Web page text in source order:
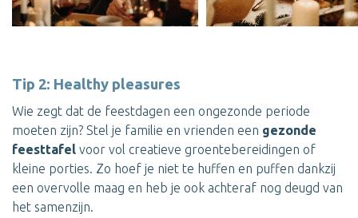
Tip 2: Healthy pleasures
Wie zegt dat de feestdagen een ongezonde periode
moeten zijn? Stel je familie en vrienden een gezonde
feesttafel voor vol creatieve groentebereidingen of
kleine porties. Zo hoef je niet te huffen en puffen dankzij
een overvolle maag en heb je ook achteraf nog deugd van
het samenzijn.